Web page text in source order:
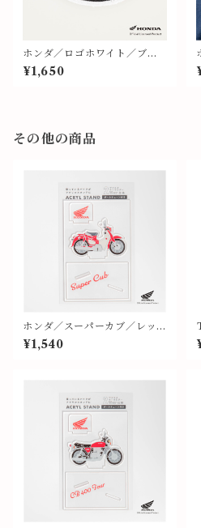
ホンダ／ロゴホワイト／ブラ
ック地／ワッペン⑩
¥1,650
その他の商品
ホンダ／スーパーカブ／レッ
ド／アクリルスタンド【HO_
ACSPC_F_RD24A.K】
¥1,540